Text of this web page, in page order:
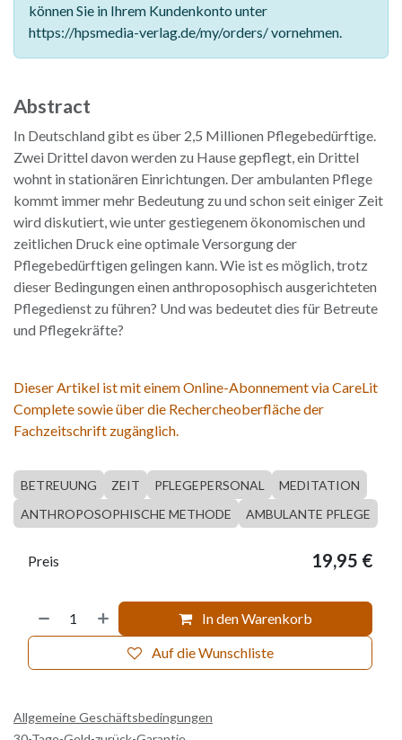
können Sie in Ihrem Kundenkonto unter
https://hpsmedia-verlag.de/my/orders/ vornehmen.
Abstract
In Deutschland gibt es über 2,5 Millionen Pflegebedürftige.
Zwei Drittel davon werden zu Hause gepflegt, ein Drittel
wohnt in stationären Einrichtungen. Der ambulanten Pflege
kommt immer mehr Bedeutung zu und schon seit einiger Zeit
wird diskutiert, wie unter gestiegenem ökonomischen und
zeitlichen Druck eine optimale Versorgung der
Pflegebedürftigen gelingen kann. Wie ist es möglich, trotz
dieser Bedingungen einen anthroposophisch ausgerichteten
Pflegedienst zu führen? Und was bedeutet dies für Betreute
und Pflegekräfte?
Dieser Artikel ist mit einem Online-Abonnement via CareLit
Complete sowie über die Rechercheoberfläche der
Fachzeitschrift zugänglich.
BETREUUNG ZEIT PFLEGEPERSONAL
MEDITATION
ANTHROPOSOPHISCHE METHODE
AMBULANTE PFLEGE
In den Warenkorb
Auf die Wunschliste
Preis 19,95 €
Allgemeine Geschäftsbedingungen